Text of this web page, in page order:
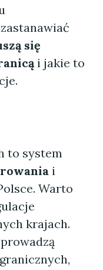
się
i jakie to
to system
i
Warto
krajach.